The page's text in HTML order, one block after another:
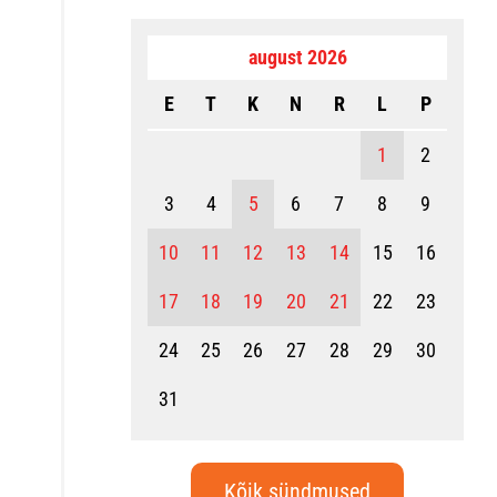
august 2026
E
T K N R L P
1 2
3 4 5 6 7 8 9
10 11 12 13 14 15 16
17 18 19 20 21 22 23
24 25 26 27 28 29 30
31
Kõik sündmused